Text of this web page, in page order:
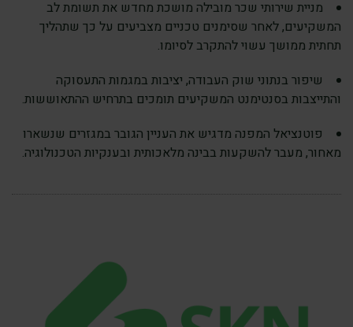
מניית שירותי שכר מובילה מושכת מחדש את תשומת לב
המשקיעים, לאחר שסימנים טכניים מצביעים על כך שתהליך
תחתית ממושך עשוי להתקרב לסיומו.
שיפור בנתוני שוק העבודה, יציבות במגמות התעסוקה
והתייצבות בסנטימנט המשקיעים תומכים בתרחיש ההתאוששות.
פוטנציאל המפנה מדגיש את העניין הגובר במגזרים שנשארו
מאחור, מעבר להשקעות בבינה מלאכותית ובענקיות הטכנולוגיה.